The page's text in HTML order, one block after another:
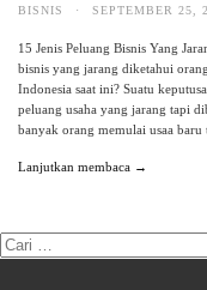
BISNIS · SEPTEMBER 25,
15 Jenis Peluang Bisnis Yang
bisnis yang jarang diketahui
Indonesia saat ini? Suatu
peluang usaha yang jarang tapi
banyak orang memulai usaa baru
Lanjutkan membaca →